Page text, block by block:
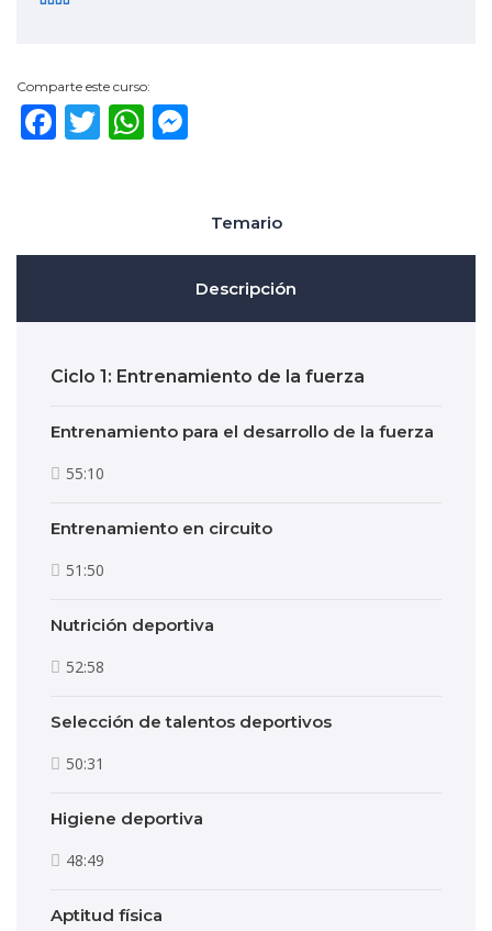
Comparte este curso:
Facebook
TwitterWhatsApp
Temario
Descripción
Ciclo 1: Entrenamiento de la fuerza
Entrenamiento para el desarrollo de la fuerza
55:10
Entrenamiento en circuito
51:50
Nutrición deportiva
52:58
Selección de talentos deportivos
50:31
Higiene deportiva
48:49
Aptitud física